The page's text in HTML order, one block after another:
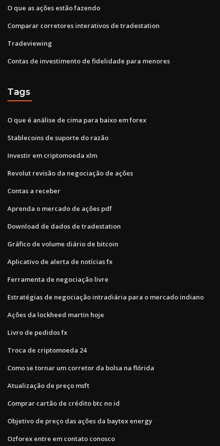
O que as ações estão fazendo
Comparar corretores interativos de tradestation
Tradeviewing
Contas de investimento de fidelidade para menores
Tags
O que é análise de cima para baixo em forex
Stablecoins de suporte do razão
Investir em criptomoeda xlm
Revolut revisão da negociação de ações
Contas a receber
Aprenda o mercado de ações pdf
Download de dados de tradestation
Gráfico de volume diário de bitcoin
Aplicativo de alerta de notícias fx
Ferramenta de negociação livre
Estratégias de negociação intradiária para o mercado indiano
Ações da lockheed martin hoje
Livro de pedidos fx
Troca de criptomoeda 24
Como se tornar um corretor da bolsa na flórida
Atualização de preço msft
Comprar cartão de crédito btc no id
Objetivo de preço das ações da baytex energy
Ozforex entre em contato conosco